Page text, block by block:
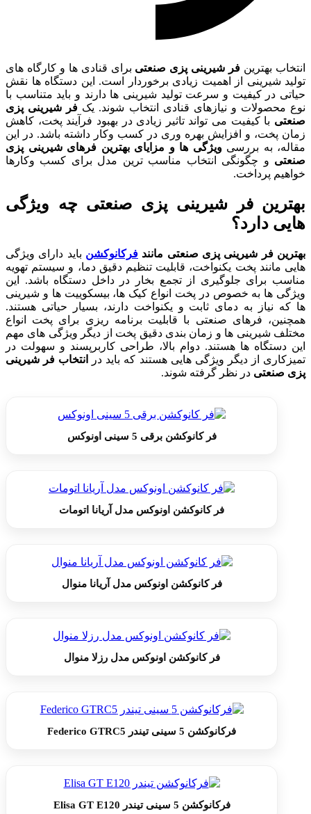
انتخاب بهترین فر شیرینی پزی صنعتی برای قنادی ها و کارگاه های
تولید شیرینی از اهمیت زیادی برخوردار است. این دستگاه ها نقش
حیاتی در کیفیت و سرعت تولید شیرینی ها دارند و باید متناسب با
نوع محصولات و نیازهای قنادی انتخاب شوند. یک فر شیرینی پزی
صنعتی با کیفیت می تواند تاثیر زیادی در بهبود فرآیند پخت، کاهش
زمان پخت، و افزایش بهره وری در کسب وکار داشته باشد. در این
مقاله، به بررسیویژگی ها و مزایای بهترین فرهای شیرینی پزی
صنعتی و چگونگی انتخاب مناسب ترین مدل برای کسب وکارها
خواهیم پرداخت.
بهترین فر شیرینی پزی صنعتی چه ویژگی
هایی دارد؟
بهترین فر شیرینی پزی صنعتی مانند فرکانوکشن باید دارای ویژگی
هایی مانند پخت یکنواخت، قابلیت تنظیم دقیق دما، و سیستم تهویه
مناسب برای جلوگیری از تجمع بخار در داخل دستگاه باشد. این
ویژگی ها به خصوص در پخت انواع کیک ها، بیسکوییت ها و شیرینی
ها که نیاز به دمای ثابت و یکنواخت دارند، بسیار حیاتی هستند.
همچنین، فرهای صنعتی با قابلیت برنامه ریزی برای پخت انواع
مختلف شیرینی ها و زمان بندی دقیق پخت از دیگر ویژگی های مهم
این دستگاه ها هستند. دوام بالا، طراحی کاربرپسند و سهولت در
تمیزکاری از دیگر ویژگی هایی هستند که باید در
انتخاب فر شیرینی
پزی صنعتی در نظر گرفته شوند.
فر کانوکشن برقی 5 سینی اونوکس
فر کانوکشن اونوکس مدل آریانا اتومات
فر کانوکشن اونوکس مدل آریانا منوال
فر کانوکشن اونوکس مدل رزلا منوال
فرکانوکشن 5 سینی تیندر Federico GTRC5
فرکانوکشن 5 سینی تیندر Elisa GT E120